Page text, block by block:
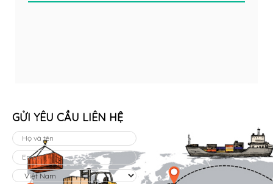
GỬI YÊU CẦU LIÊN HỆ